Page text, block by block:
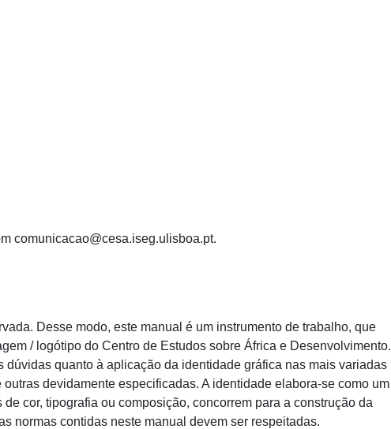
comunicacao@cesa.iseg.ulisboa.pt.
Desse modo, este manual é um instrumento de trabalho, que
/ logótipo do Centro de Estudos sobre África e Desenvolvimento.
quanto à aplicação da identidade gráfica nas mais variadas
devidamente especificadas. A identidade elabora-se como um
cor, tipografia ou composição, concorrem para a construção da
normas contidas neste manual devem ser respeitadas.